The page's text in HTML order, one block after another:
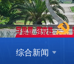
综合新闻